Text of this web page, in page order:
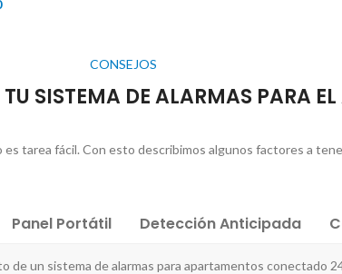
CONSEJOS
SISTEMA DE ALARMAS PARA
es tarea fácil. Con esto describimos algunos factores a
Panel Portátil Detección Anticipada
de un sistema de alarmas para apartamentos conectado